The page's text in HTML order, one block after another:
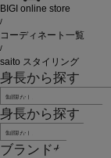
BIGI online store
/
コーディネート一覧
/
saito スタイリング
身長から探す
身長から探す
ブランドから探す